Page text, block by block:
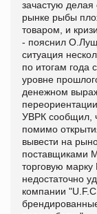
зачастую
рынке рыбы
товаром, и
- пояснил
ситуация
по итогам года
уровне
денежном
УВРК сообщил,
помимо
вывести на
поставщиками
торговую
недостаточно
компании